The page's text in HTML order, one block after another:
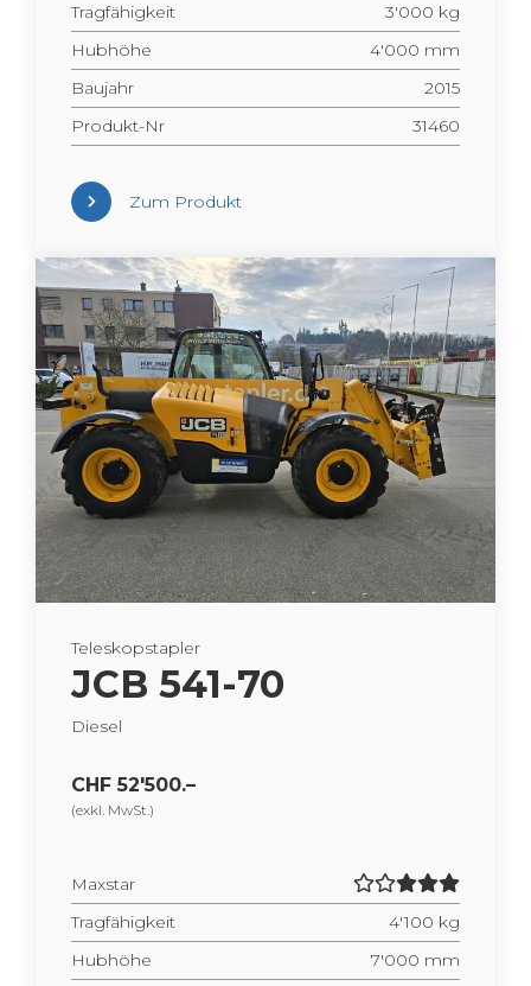
Trag­fä­hig­keit
3'000 kg
Hub­hö­he
4'000 mm
Bau­jahr
2015
Pro­dukt-Nr
31460
Zum Pro­dukt
Te­le­skop­stap­ler
JCB 541-70
Die­sel
CHF 52'500.–
(exkl. MwSt.)
Max­star
Trag­fä­hig­keit
4'100 kg
Hub­hö­he
7'000 mm